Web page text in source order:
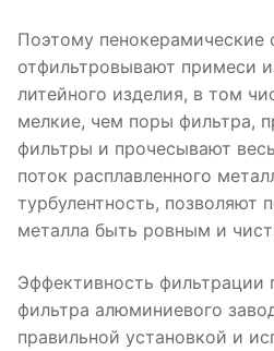
Поэтому пенокерамические
отфильтровывают примеси
литейного изделия, в том
мелкие, чем поры фильтра,
фильтры и прочесывают
поток расплавленного
турбулентность, позволяют
металла быть ровным и
Эффективность фильтрации
фильтра алюминиевого
правильной установкой и